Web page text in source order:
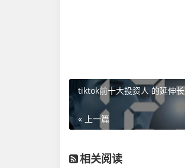
tiktok前十大投资人 的延伸
« 上一篇
相关阅读